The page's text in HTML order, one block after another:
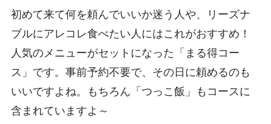
初めて来て何を頼んでいいか迷う人や、リーズナ
ブルにアレコレ食べたい人にはこれがおすすめ！
人気のメニューがセットになった「まる得コー
ス」です。事前予約不要で、その日に頼めるのも
いいですよね。もちろん「つっこ飯」もコースに
含まれていますよ～